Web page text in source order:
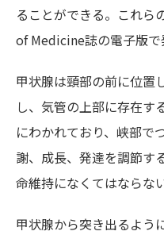
ることができる。これ
of Medicine誌の電子版
甲状腺は頸部の前に位置
し、気管の上部に存在す
にわかれており、峡部で
謝、成長、発達を調節す
命維持になくてはならな
甲状腺から突き出るよう